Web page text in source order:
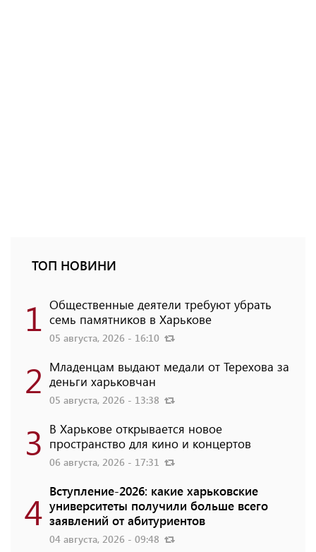
ТОП НОВИНИ
1 Общественные деятели требуют убрать
семь памятников в Харькове
05 августа, 2026 - 16:10
2 Младенцам выдают медали от Терехова за
деньги харьковчан
05 августа, 2026 - 13:38
3 В Харькове открывается новое
пространство для кино и концертов
06 августа, 2026 - 17:31
4 Вступление-2026: какие харьковские
университеты получили больше всего
заявлений от абитуриентов
04 августа, 2026 - 09:48